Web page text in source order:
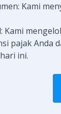
Kami
Kami
pajak Anda
ini.